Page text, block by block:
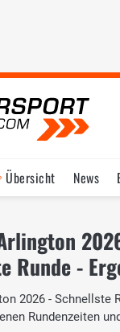
Übersicht News
Runde -
2026 - Schnellste
Rundenzeiten